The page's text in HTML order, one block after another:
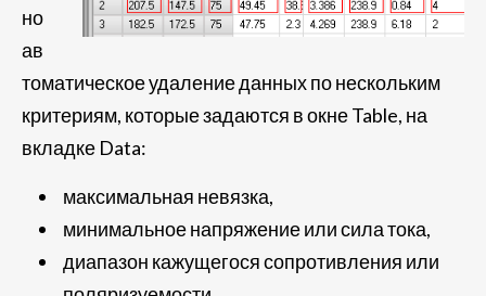
но
ав
томатическое удаление данных по нескольким
критериям, которые задаются в окне Table, на
вкладке Data:
максимальная невязка,
минимальное напряжение или сила тока,
диапазон кажущегося сопротивления или